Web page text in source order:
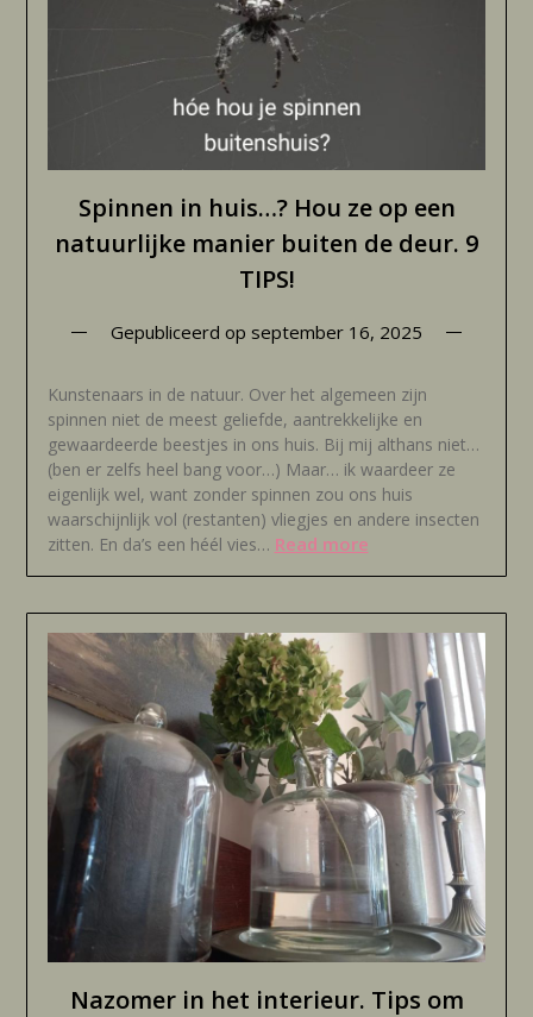
Spinnen in huis…? Hou ze op een
natuurlijke manier buiten de deur. 9
TIPS!
Gepubliceerd op september 16, 2025
Kunstenaars in de natuur. Over het algemeen zijn
spinnen niet de meest geliefde, aantrekkelijke en
gewaardeerde beestjes in ons huis. Bij mij althans niet…
(ben er zelfs heel bang voor…) Maar… ik waardeer ze
eigenlijk wel, want zonder spinnen zou ons huis
waarschijnlijk vol (restanten) vliegjes en andere insecten
zitten. En da’s een héél vies… Read more
Nazomer in het interieur. Tips om